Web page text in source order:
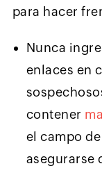
para hacer
Nunca
enlaces en
contener
el campo
asegurarse